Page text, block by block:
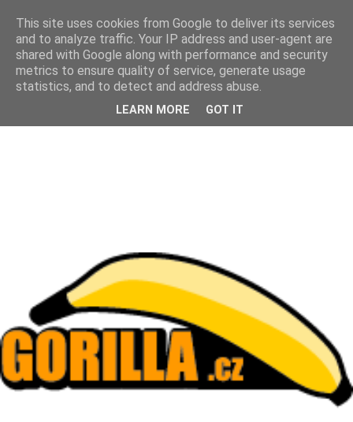
This site uses cookies from Google to deliver its services
and to analyze traffic. Your IP address and user-agent are
shared with Google along with performance and security
metrics to ensure quality of service, generate usage
statistics, and to detect and address abuse.
LEARN MORE GOT IT